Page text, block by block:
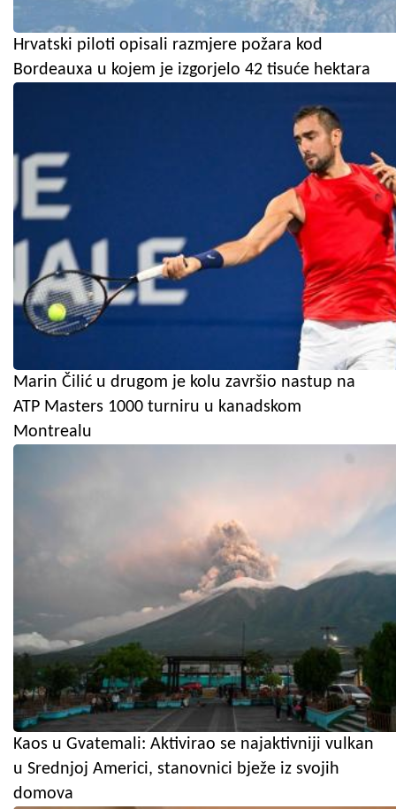
Hrvatski piloti opisali razmjere požara kod
Bordeauxa u kojem je izgorjelo 42 tisuće hektara
Marin Čilić u drugom je kolu završio nastup na
ATP Masters 1000 turniru u kanadskom
Montrealu
Kaos u Gvatemali: Aktivirao se najaktivniji vulkan
u Srednjoj Americi, stanovnici bježe iz svojih
domova